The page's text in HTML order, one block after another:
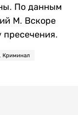
По данным
М. Вскоре
пресечения.
Криминал